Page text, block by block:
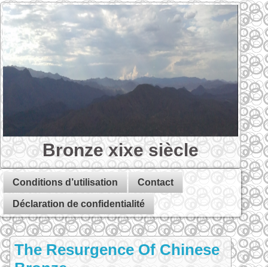
Bronze xixe siècle
Conditions d’utilisation Contact
Déclaration de confidentialité
The Resurgence Of Chinese